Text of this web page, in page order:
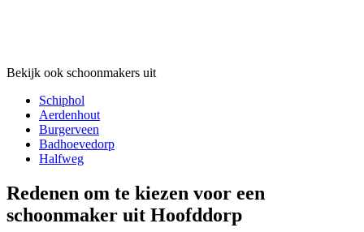
Bekijk ook schoonmakers uit
Schiphol
Aerdenhout
Burgerveen
Badhoevedorp
Halfweg
Redenen om te kiezen voor een
schoonmaker uit Hoofddorp